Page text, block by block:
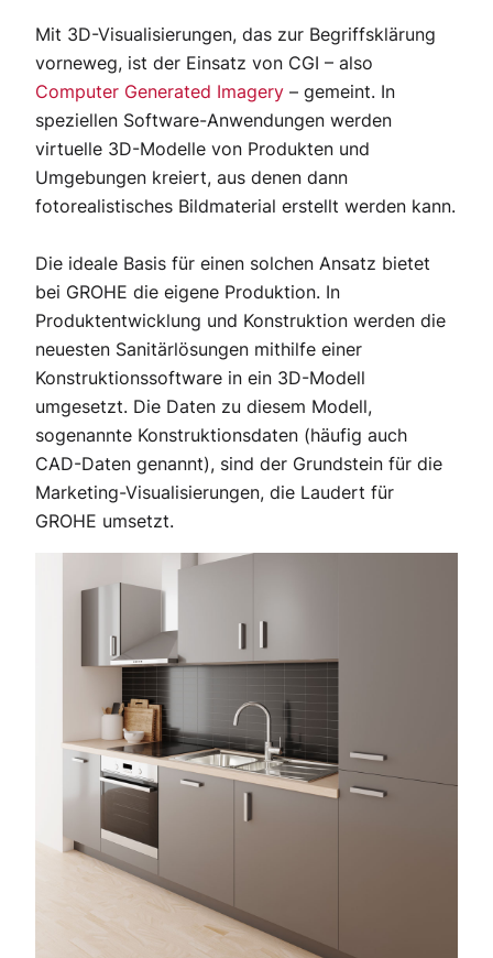
Mit 3D-Visualisierungen, das zur Begriffsklärung
vorneweg, ist der Einsatz von CGI – also
Computer Generated Imagery – gemeint. In
speziellen Software-Anwendungen werden
virtuelle 3D-Modelle von Produkten und
Umgebungen kreiert, aus denen dann
fotorealistisches Bildmaterial erstellt werden kann.
Die ideale Basis für einen solchen Ansatz bietet
bei GROHE die eigene Produktion. In
Produktentwicklung und Konstruktion werden die
neuesten Sanitärlösungen mithilfe einer
Konstruktionssoftware in ein 3D-Modell
umgesetzt. Die Daten zu diesem Modell,
sogenannte Konstruktionsdaten (häufig auch
CAD-Daten genannt), sind der Grundstein für die
Marketing-Visualisierungen, die Laudert für
GROHE umsetzt.